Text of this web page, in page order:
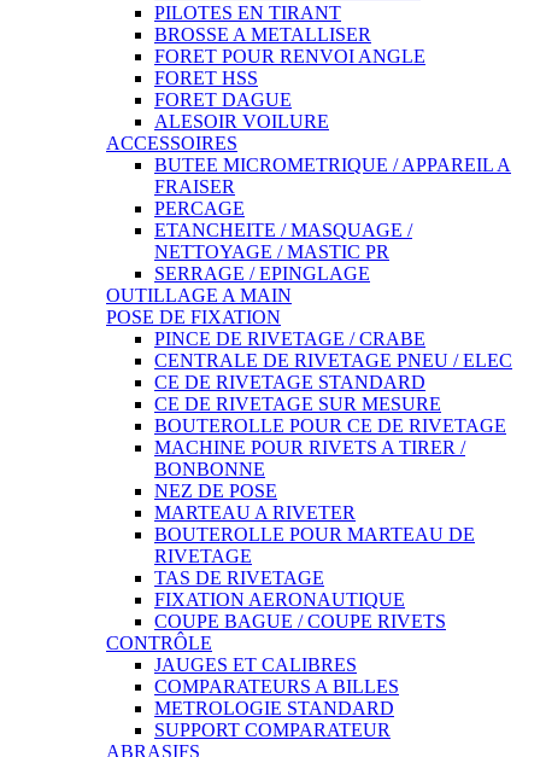
PILOTES EN TIRANT
BROSSE A METALLISER
FORET POUR RENVOI ANGLE
FORET HSS
FORET DAGUE
ALESOIR VOILURE
ACCESSOIRES
BUTEE MICROMETRIQUE / APPAREIL A
FRAISER
PERCAGE
ETANCHEITE / MASQUAGE /
NETTOYAGE / MASTIC PR
SERRAGE / EPINGLAGE
OUTILLAGE A MAIN
POSE DE FIXATION
PINCE DE RIVETAGE / CRABE
CENTRALE DE RIVETAGE PNEU / ELEC
CE DE RIVETAGE STANDARD
CE DE RIVETAGE SUR MESURE
BOUTEROLLE POUR CE DE RIVETAGE
MACHINE POUR RIVETS A TIRER /
BONBONNE
NEZ DE POSE
MARTEAU A RIVETER
BOUTEROLLE POUR MARTEAU DE
RIVETAGE
TAS DE RIVETAGE
FIXATION AERONAUTIQUE
COUPE BAGUE / COUPE RIVETS
CONTRÔLE
JAUGES ET CALIBRES
COMPARATEURS A BILLES
METROLOGIE STANDARD
SUPPORT COMPARATEUR
ABRASIFS